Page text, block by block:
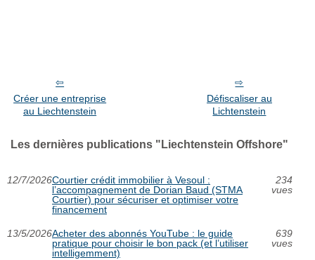
Créer une entreprise
au Liechtenstein
Défiscaliser au
Lichtenstein
Les dernières publications "Liechtenstein Offshore"
12/7/2026Courtier crédit immobilier à Vesoul :
l’accompagnement de Dorian Baud (STMA
Courtier) pour sécuriser et optimiser votre
financement
234
vues
13/5/2026Acheter des abonnés YouTube : le guide
pratique pour choisir le bon pack (et l’utiliser
intelligemment)
639
vues